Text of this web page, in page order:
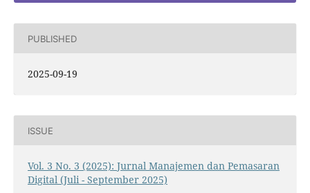
PUBLISHED
2025-09-19
ISSUE
Vol. 3 No. 3 (2025): Jurnal Manajemen dan Pemasaran
Digital (Juli - September 2025)